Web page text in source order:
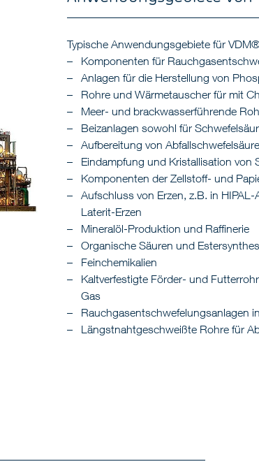
Typische Anwendungsgebiete für
Komponenten für
Anlagen für die Herstellung von
Rohre und Wärmetauscher für mit
Meer- und brackwasserführende
Beizanlagen sowohl für
Aufbereitung von Abfallschwefelsäure
Eindampfung und Kristallisation von
Komponenten der Zellstoff- und
Aufschluss von Erzen, z.B. in
Laterit-Erzen
Mineralöl-Produktion und Raffinerie
Organische Säuren und
Feinchemikalien
Kaltverfestigte Förder- und
Gas
Rauchgasentschwefelungsanlagen
Längstnahtgeschweißte Rohre für